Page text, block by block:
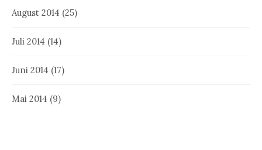
August 2014 (25)
Juli 2014 (14)
Juni 2014 (17)
Mai 2014 (9)